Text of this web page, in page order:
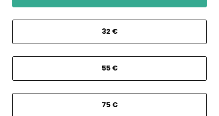
32 €
55 €
75 €